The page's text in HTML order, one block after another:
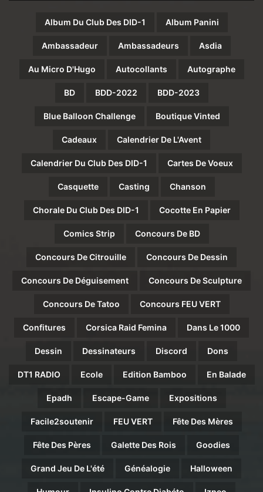
Album Du Club Des DID-1 Album Panini
Ambassadeur Ambassadeurs Asdia
Au Micro D'Hugo Autocollants Autographe
BD BDD-2022 BDD-2023
Blue Balloon Challenge Boutique Vinted
Cadeaux Calendrier De L'Avent
Calendrier Du Club Des DID-1 Cartes De Voeux
Casquette Casting Chanson
Chorale Du Club Des DID-1 Cocotte En Papier
Comics Strip Concours De BD
Concours De Citrouille Concours De Dessin
Concours De Déguisement Concours De Sculpture
Concours De Tatoo Concours FEU VERT
Confitures Corsica Raid Femina Dans Le 1000
Dessin Dessinateurs Discord Dons
DT1 RADIO Ecole Edition Bamboo En Balade
Epadh Escape-Game Expositions
Facile2soutenir FEU VERT Fête Des Mères
Fête Des Pères Galette Des Rois Goodies
Grand Jeu De L'été Généalogie Halloween